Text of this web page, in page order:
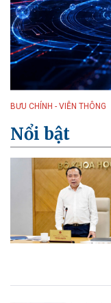
BƯU CHÍNH - VIỄN THÔNG
Nổi bật